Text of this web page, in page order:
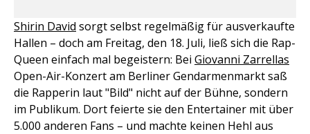
Shirin David sorgt selbst regelmäßig für ausverkaufte
Hallen – doch am Freitag, den 18. Juli, ließ sich die Rap-
Queen einfach mal begeistern: Bei Giovanni Zarrellas
Open-Air-Konzert am Berliner Gendarmenmarkt saß
die Rapperin laut "Bild" nicht auf der Bühne, sondern
im Publikum. Dort feierte sie den Entertainer mit über
5.000 anderen Fans – und machte keinen Hehl aus